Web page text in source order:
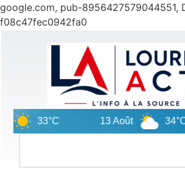
google.com, pub-8956427579044551,
f08c47fec0942fa0
33°C 13 Août 34°C